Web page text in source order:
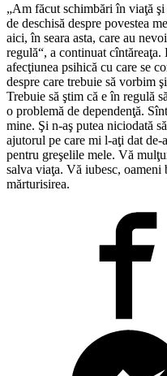
„Am făcut schimbări în viaţă
de deschisă despre povestea
aici, în seara asta, care au
regulă“, a continuat
afecţiunea psihică cu care se
despre care trebuie să vorbim
Trebuie să ştim că e în regulă
o problemă de dependenţă.
mine. Şi n-aş putea niciodată
ajutorul pe care mi l-aţi dat
pentru greşelile mele. Vă
salva viaţa. Vă iubesc, oameni
mărturisirea.